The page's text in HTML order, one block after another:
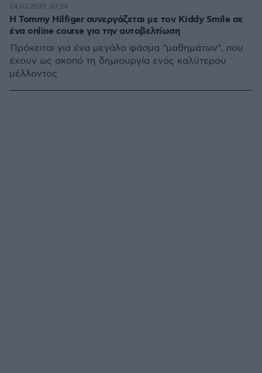
H Tommy Hilfiger συνεργάζεται με τον Kiddy Smile σε
ένα online course για την αυτοβελτίωση
Πρόκειται για ένα μεγάλο φάσμα "μαθημάτων", που
έχουν ως σκοπό τη δημιουργία ενός καλύτερου
μέλλοντος
24.03.2021, 07:24